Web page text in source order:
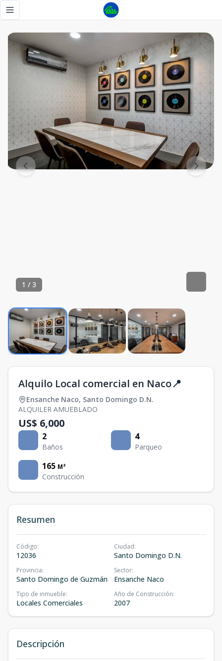
Toggle navigation menu
1 / 3
Alquilo Local comercial en Naco📍
Ensanche Naco, Santo Domingo D.N.
ALQUILER AMUEBLADO
US$ 6,000
2
Baños
4
Parqueo
165 M²
Construcción
Resumen
Código:
12036
Ciudad:
Santo Domingo D.N.
Provincia:
Santo Domingo de Guzmán
Sector:
Ensanche Naco
Tipo de inmueble:
Locales Comerciales
Año de Construcción:
2007
Descripción
Alquilo Local comercial en Naco📍 - Tu Casa RD